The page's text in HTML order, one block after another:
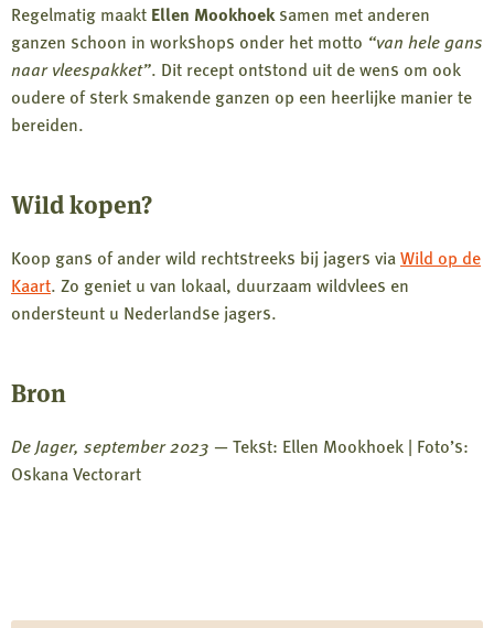
Regelmatig maakt Ellen Mookhoeksamen met anderen
ganzen schoon in workshops onder het motto “van hele gans
naar vleespakket”. Dit recept ontstond uit de wens om ook
oudere of sterk smakende ganzen op een heerlijke manier te
bereiden.
Wild kopen?
Koop gans of ander wild rechtstreeks bij jagers viaWild op de
Kaart. Zo geniet u van lokaal, duurzaam wildvlees en
ondersteunt u Nederlandse jagers.
Bron
De Jager, september 2023 — Tekst: Ellen Mookhoek | Foto’s:
Oskana Vectorart